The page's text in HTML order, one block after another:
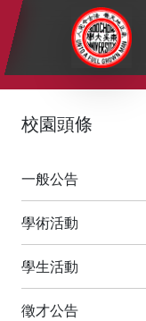
:::
校園頭條
一般公告
學術活動
學生活動
徵才公告